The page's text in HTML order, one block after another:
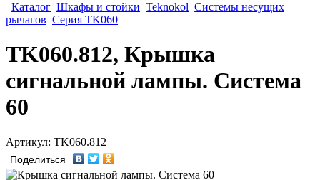
Каталог Шкафы и стойки Teknokol Системы несущих
рычагов Серия TK060
TK060.812, Крышка
сигнальной лампы. Система
60
Артикул: TK060.812
Поделиться